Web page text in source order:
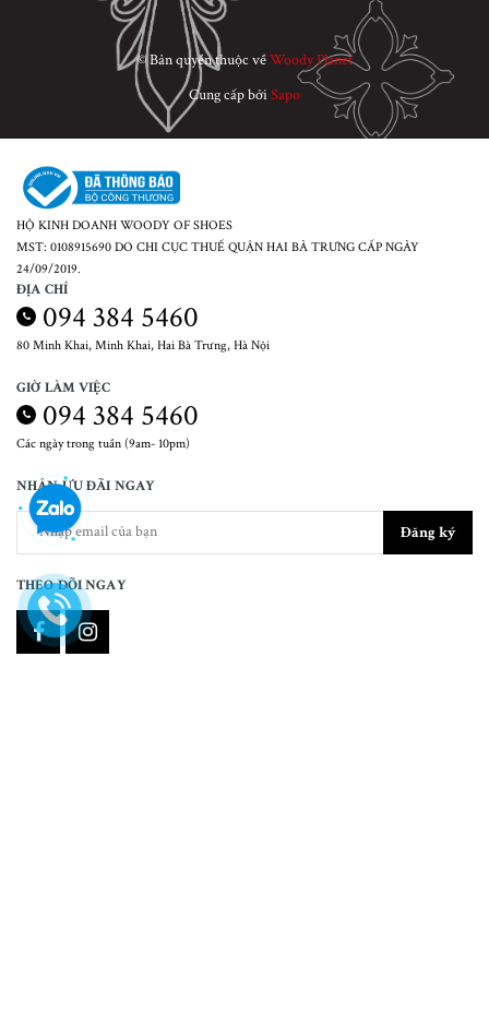
© Bản quyền thuộc vềWoody Planet
Cung cấp bởiSapo
HỘ KINH DOANH WOODY OF SHOES
MST: 0108915690 DO CHI CỤC THUẾ QUẬN HAI BÀ TRƯNG CẤP NGÀY
24/09/2019.
ĐỊA CHỈ
094 384 5460
80 Minh Khai, Minh Khai, Hai Bà Trưng, Hà Nội
GIỜ LÀM VIỆC
094 384 5460
Các ngày trong tuần (9am- 10pm)
NHẬN ƯU ĐÃI NGAY
Đăng ký
THEO DÕI NGAY